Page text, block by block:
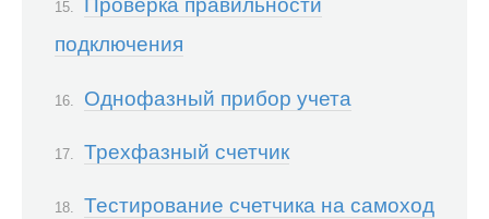
Проверка правильности
подключения
Однофазный прибор учета
Трехфазный счетчик
Тестирование счетчика на самоход